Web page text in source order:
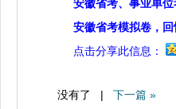
安徽省考、事业单
安徽省考模拟卷，
点击分享此信息：
没有了 | 下一篇 »